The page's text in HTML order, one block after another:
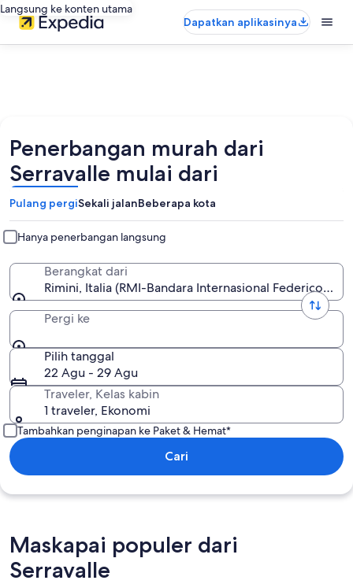
Langsung ke konten utama
Dapatkan aplikasinya
Penerbangan murah dari
Serravalle mulai dari
Pulang pergiSekali jalanBeberapa kota
Hanya penerbangan langsung
Berangkat dari
Rimini, Italia (RMI-Bandara Internasional Federico
Pergi ke
Pilih tanggal
22 Agu - 29 Agu
Traveler, Kelas kabin
1 traveler, Ekonomi
Tambahkan penginapan ke Paket & Hemat*
Cari
Maskapai populer dari
Serravalle